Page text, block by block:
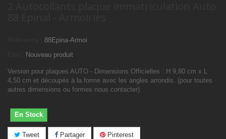
88Epina-Armoi
Nouveau produit
Version pour plaques AUTO - Dimensions Officielles : H 9,80 cm x L
4,50 cm et découpés à la forme avec les angles arrondis. (pour toutes
autres dimensions ou formes nous contacter)
En Stock
Tweet Partager Pinterest